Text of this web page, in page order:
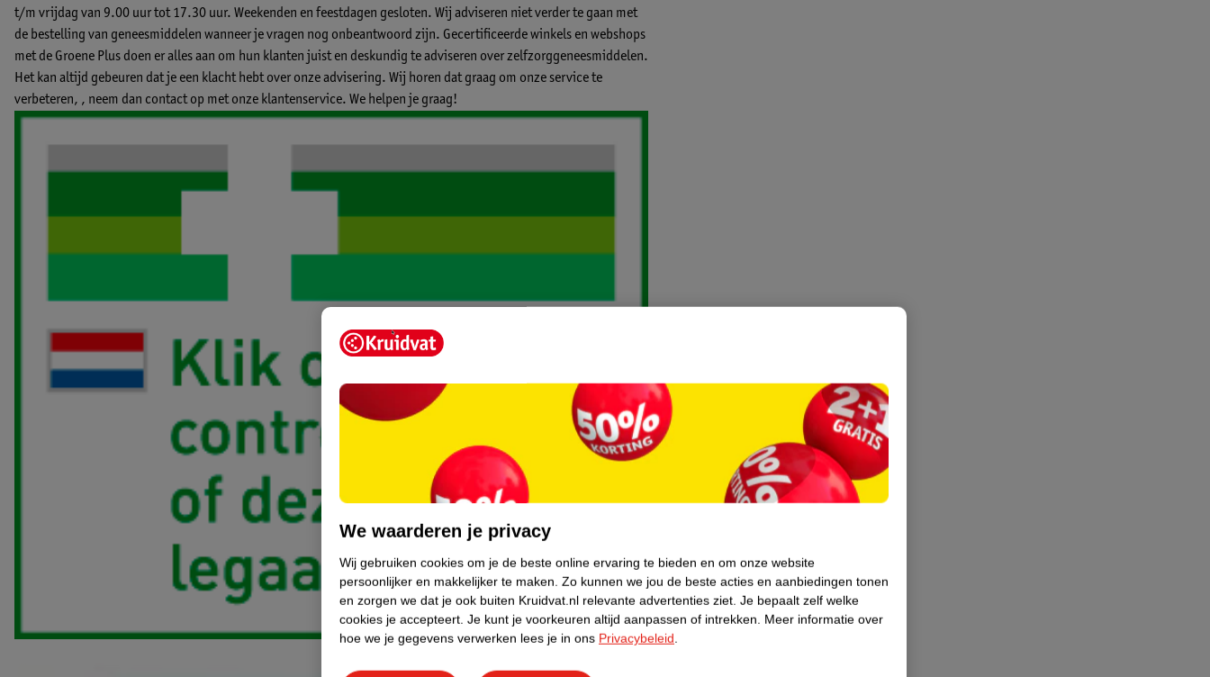
t/m vrijdag van 9.00 uur tot 17.30 uur. Weekenden en feestdagen gesloten. Wij adviseren niet verder te gaan met
de bestelling van geneesmiddelen wanneer je vragen nog onbeantwoord zijn. Gecertificeerde winkels en webshops
met de Groene Plus doen er alles aan om hun klanten juist en deskundig te adviseren over zelfzorggeneesmiddelen.
Het kan altijd gebeuren dat je een klacht hebt over onze advisering. Wij horen dat graag om onze service te
verbeteren, , neem dan contact op met onze klantenservice. We helpen je graag!
We waarderen je privacy
Wij gebruiken cookies om je de beste online ervaring te bieden en om onze website
persoonlijker en makkelijker te maken. Zo kunnen we jou de beste acties en aanbiedingen tonen
en zorgen we dat je ook buiten Kruidvat.nl relevante advertenties ziet. Je bepaalt zelf welke
cookies je accepteert. Je kunt je voorkeuren altijd aanpassen of intrekken. Meer informatie over
hoe we je gegevens verwerken lees je in ons Privacybeleid.